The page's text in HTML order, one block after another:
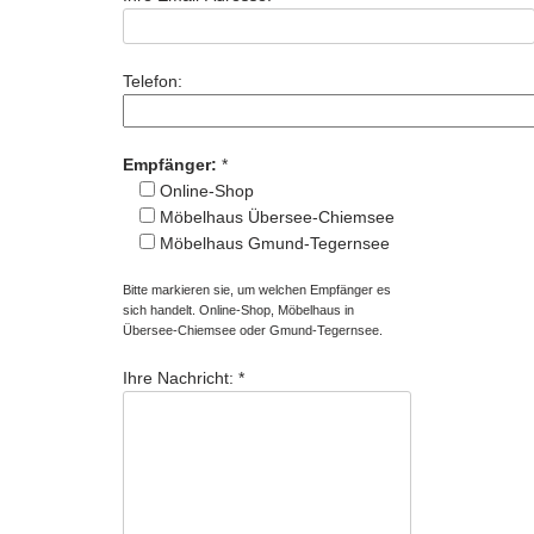
Telefon:
Empfänger: *
Online-Shop
Möbelhaus Übersee-Chiemsee
Möbelhaus Gmund-Tegernsee
Bitte markieren sie, um welchen Empfänger es
sich handelt. Online-Shop, Möbelhaus in
Übersee-Chiemsee oder Gmund-Tegernsee.
Ihre Nachricht: *